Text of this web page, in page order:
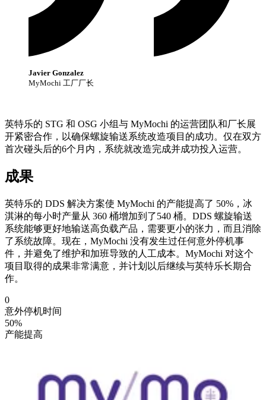
Javier Gonzalez
MyMochi 工厂厂长
英特乐的 STG 和 OSG 小组与 MyMochi 的运营团队和厂长展
开紧密合作，以确保螺旋输送系统改造项目的成功。仅在双方
首次碰头后的6个月内，系统就改造完成并成功投入运营。
成果
英特乐的 DDS 解决方案使 MyMochi 的产能提高了 50%，冰
淇淋的每小时产量从 360 桶增加到了540 桶。DDS 螺旋输送
系统能够更好地输送高负载产品，需要更小的张力，而且消除
了系统故障。现在，MyMochi 没有发生过任何意外停机事
件，并避免了维护和加班导致的人工成本。MyMochi 对这个
项目取得的成果非常满意，并计划以后继续与英特乐长期合
作。
0
意外停机时间
50%
产能提高